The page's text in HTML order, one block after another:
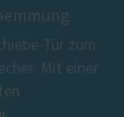
Tür zum
Mit einer